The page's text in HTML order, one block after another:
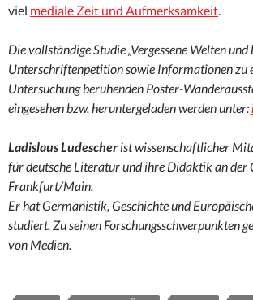
viel mediale Zeit und Aufmerksamkeit.
Die vollständige Studie „Vergessene Welten und
Unterschriftenpetition sowie Informationen zu
Untersuchung beruhenden Poster-
eingesehen bzw. heruntergeladen werden unter:
Ladislaus Ludescher ist wissenschaftlicher
für deutsche Literatur und ihre Didaktik an der
Frankfurt/Main.
Er hat Germanistik, Geschichte und
studiert. Zu seinen Forschungsschwerpunkten
von Medien.